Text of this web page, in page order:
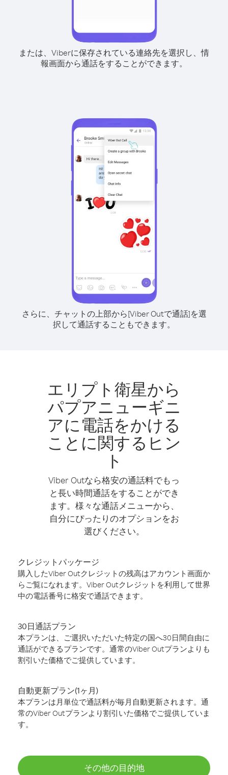
または、Viberに保存されている連絡先を選択し、情
報画面から通話をすることができます。
さらに、チャットの上部から[Viber Outで通話]を選
択して通話することもできます。
エリプト衛星から
パプアニューギニ
アに電話をかける
ことに関するヒン
ト
Viber Outなら格安の通話料でもっ
と長い時間通話をすることができ
ます。様々な通話メニューから、
自分にぴったりのオプションをお
選びください。
クレジットパッケージ
購入したViber Outクレジットの残高はアカウント画面か
らご覧になれます。Viber Outクレジットを利用して世界
中の電話番号に格安で通話できます。
30日通話プラン
本プランは、ご選択いただいた特定の国へ30日間自由に
通話ができるプランです。通常のViber Outプランよりも
割引いた価格でご提供しています。
自動更新プラン(1ヶ月)
本プランは月単位で通話料が毎月自動更新されます。通
常のViber Outプランより割引いた価格でご提供していま
す。
その他の目的地